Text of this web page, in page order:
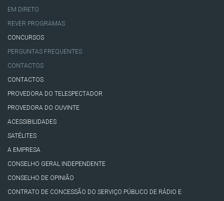
EM DIRETO
REVER PROGRAMAS
CONCURSOS
PERGUNTAS FREQUENTES
CONTACTOS
CONTACTOS
PROVEDORA DO TELESPECTADOR
PROVEDORA DO OUVINTE
ACESSIBILIDADES
SATÉLITES
A EMPRESA
CONSELHO GERAL INDEPENDENTE
CONSELHO DE OPINIÃO
CONTRATO DE CONCESSÃO DO SERVIÇO PÚBLICO DE RÁDIO E